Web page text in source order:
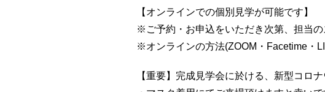
【オンラインでの個別見学が可能です】
※ご予約・お申込をいただき次第、担当の
※オンラインの方法(ZOOM・Facetime・
【重要】完成見学会に於ける、新型コロ